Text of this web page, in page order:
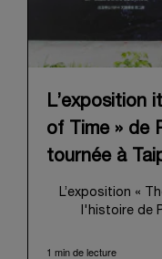
L’exposition
of Time » de
tournée à
L’exposition «
l'histoire de
visiteurs ont pu
1 min de lecture